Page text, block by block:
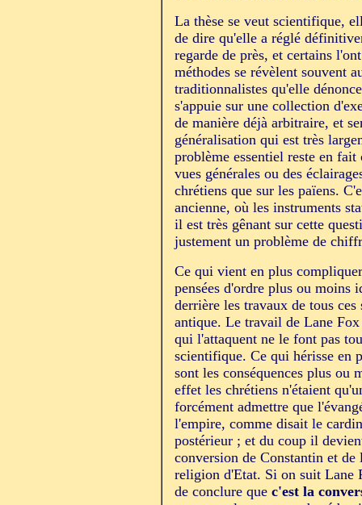
La thèse se veut scientifique,
de dire qu'elle a réglé
regarde de près, et certains
méthodes se révèlent souvent
traditionnalistes qu'elle
s'appuie sur une collection
de manière déjà arbitraire, et
généralisation qui est très
problème essentiel reste en
vues générales ou des
chrétiens que sur les païens.
ancienne, où les instruments
il est très gênant sur cette
justement un problème de
Ce qui vient en plus
pensées d'ordre plus ou moins
derrière les travaux de tous
antique. Le travail de Lane
qui l'attaquent ne le font pas
scientifique. Ce qui hérisse en
sont les conséquences plus ou
effet les chrétiens n'étaient
forcément admettre que
l'empire, comme disait le
postérieur ; et du coup il
conversion de Constantin et
religion d'Etat. Si on suit Lane
de conclure que c'est la